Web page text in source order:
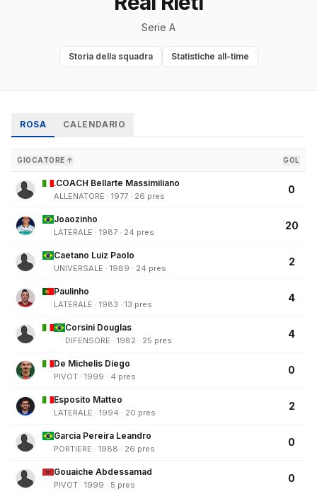
Serie A
Storia della squadra Statistiche all-time
ROSA CALENDARIO
GIOCATORE ↑ GOL
.COACH Bellarte Massimiliano
ALLENATORE · 1977 · 26 pres
0
Joaozinho
LATERALE · 1987 · 24 pres
20
Caetano Luiz Paolo
UNIVERSALE · 1989 · 24 pres
2
Paulinho
LATERALE · 1983 · 13 pres
4
Corsini Douglas
DIFENSORE · 1982 · 25 pres
4
De Michelis Diego
PIVOT · 1999 · 4 pres
0
Esposito Matteo
LATERALE · 1994 · 20 pres
2
Garcia Pereira Leandro
PORTIERE · 1988 · 26 pres
0
Gouaiche Abdessamad
PIVOT · 1999 · 5 pres
0